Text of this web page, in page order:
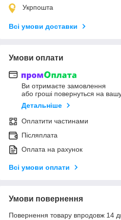
Укрпошта
Всі умови доставки
Умови оплати
Ви отримаєте замовлення
або гроші повернуться на
Детальніше
Оплатити частинами
Післяплата
Оплата на рахунок
Всі умови оплати
Умови повернення
Повернення товару впродовж 14